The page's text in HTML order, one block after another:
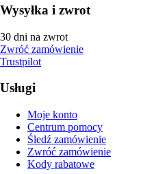
Wysyłka i zwrot
30 dni na zwrot
Zwróć zamówienie
Trustpilot
Usługi
Moje konto
Centrum pomocy
Śledź zamówienie
Zwróć zamówienie
Kody rabatowe